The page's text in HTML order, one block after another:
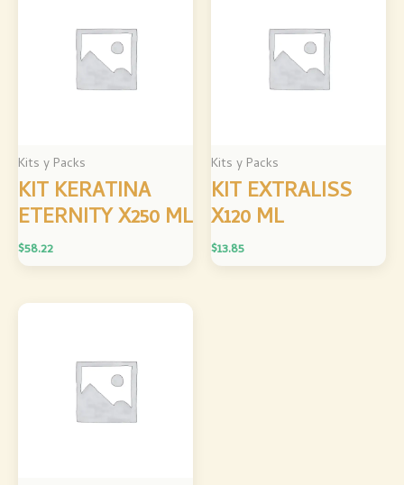
Kits y Packs
KIT KERATINA
ETERNITY X250 ML
$58.22
Kits y Packs
KIT EXTRALISS
X120 ML
$13.85